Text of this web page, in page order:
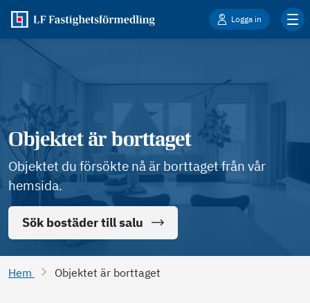
Logga in
Objektet är borttaget
Objektet du försökte nå är borttaget från vår
hemsida.
Sök bostäder till salu
Hem Objektet är borttaget